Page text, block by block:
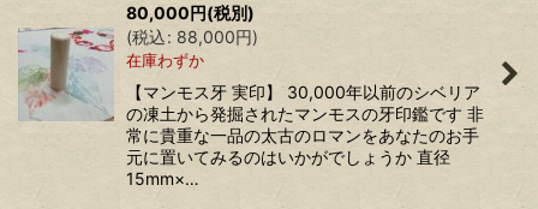
80,000円(税別)
(税込: 88,000円)
在庫わずか
【マンモス牙 実印】 30,000年以前のシベリア
の凍土から発掘されたマンモスの牙印鑑です 非
常に貴重な一品の太古のロマンをあなたのお手
元に置いてみるのはいかがでしょうか 直径
15mm×…